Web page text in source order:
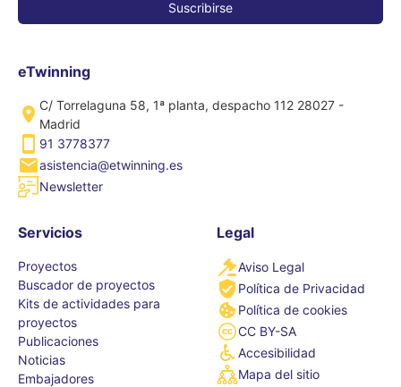
eTwinning
C/ Torrelaguna 58, 1ª planta, despacho 112 28027 -
Madrid
91 3778377
asistencia@etwinning.es
Newsletter
Servicios
Proyectos
Buscador de proyectos
Kits de actividades para
proyectos
Publicaciones
Noticias
Embajadores
Legal
Aviso Legal
Política de Privacidad
Política de cookies
CC BY-SA
Accesibilidad
Mapa del sitio